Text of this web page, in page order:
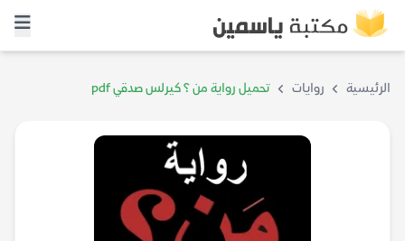
الرئيسية روايات تحميل رواية من ؟ كيرلس صدقي pdf